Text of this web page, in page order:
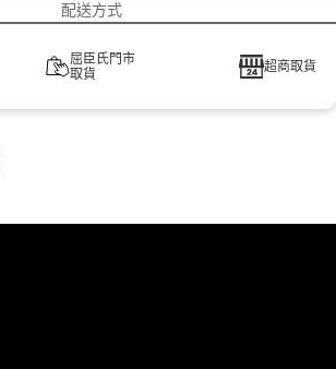
配送方式
屈臣氏門市
取貨
超商取貨